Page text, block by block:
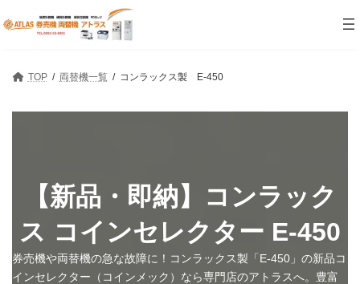
ン
テ
ビ
ゲ
TOP 両替機一覧 コンラックス製 E-450
【新品・即納】コンラック
ス コインセレクター E-450
券売機や両替機の急な故障に！コンラックス製「E-450」の新品コ
インセレクター（コインメック）なら専門店のアトラスへ。豊富